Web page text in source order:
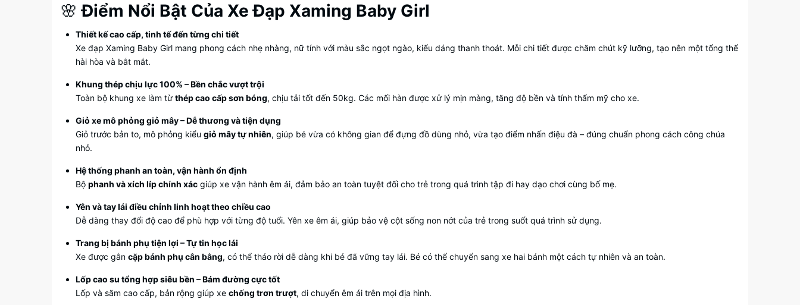
🌸Điểm Nổi Bật Của Xe Đạp Xaming Baby Girl
Thiết kế cao cấp, tinh tế đến từng chi tiết
Xe đạp Xaming Baby Girl mang phong cách nhẹ nhàng, nữ tính với màu sắc ngọt ngào, kiểu dáng thanh thoát. Mỗi chi tiết được chăm chút kỹ lưỡng, tạo nên một tổng thể
hài hòa và bắt mắt.
Khung thép chịu lực 100% – Bền chắc vượt trội
Toàn bộ khung xe làm từ thép cao cấp sơn bóng, chịu tải tốt đến 50kg. Các mối hàn được xử lý mịn màng, tăng độ bền và tính thẩm mỹ cho xe.
Giỏ xe mô phỏng giỏ mây – Dễ thương và tiện dụng
Giỏ trước bản to, mô phỏng kiểu giỏ mây tự nhiên, giúp bé vừa có không gian để đựng đồ dùng nhỏ, vừa tạo điểm nhấn điệu đà – đúng chuẩn phong cách công chúa
nhỏ.
Hệ thống phanh an toàn, vận hành ổn định
Bộ phanh và xích líp chính xác giúp xe vận hành êm ái, đảm bảo an toàn tuyệt đối cho trẻ trong quá trình tập đi hay dạo chơi cùng bố mẹ.
Yên và tay lái điều chỉnh linh hoạt theo chiều cao
Dễ dàng thay đổi độ cao để phù hợp với từng độ tuổi. Yên xe êm ái, giúp bảo vệ cột sống non nớt của trẻ trong suốt quá trình sử dụng.
Trang bị bánh phụ tiện lợi – Tự tin học lái
Xe được gắn cặp bánh phụ cân bằng, có thể tháo rời dễ dàng khi bé đã vững tay lái. Bé có thể chuyển sang xe hai bánh một cách tự nhiên và an toàn.
Lốp cao su tổng hợp siêu bền – Bám đường cực tốt
Lốp và săm cao cấp, bản rộng giúp xe chống trơn trượt, di chuyển êm ái trên mọi địa hình.